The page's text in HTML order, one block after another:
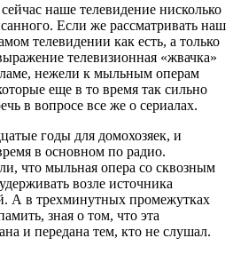
наше телевидение нисколько
Если же рассматривать наш
телевидении как есть, а только
телевизионная «жвачка»
нежели к мыльным операм
еще в то время так сильно
в вопросе все же о сериалах.
годы для домохозяек, и
в основном по радио.
что мыльная опера со сквозным
возле источника
А в трехминутных промежутках
зная о том, что эта
и передана тем, кто не слушал.